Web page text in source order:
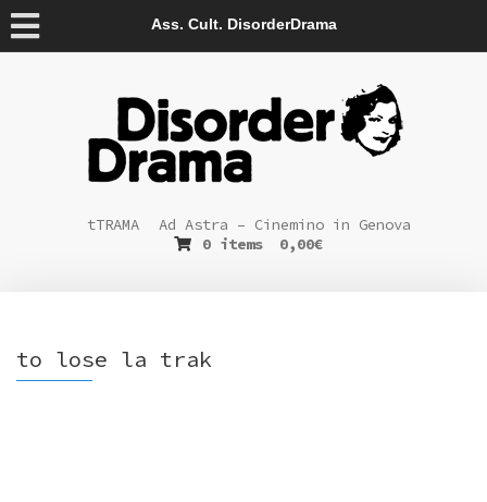
Ass. Cult. DisorderDrama
tTRAMA
Ad Astra – Cinemino in Genova
0 items
0,00€
to lose la trak